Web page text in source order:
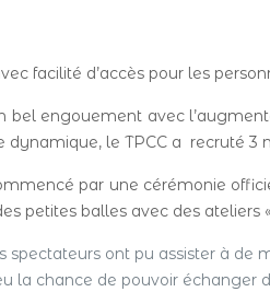
facilité d’accès pour les
bel engouement avec
dynamique, le TPCC a recruté 3
par une cérémonie
petites balles avec des ateliers
spectateurs ont pu assister à
la chance de pouvoir